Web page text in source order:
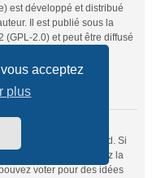
acceptez
plus
est développé et distribué
Il est publié sous la
2.0) et peut être diffusé
par phpBB Limited. Si
d’être ajoutée, visitez la
voter pour des idées